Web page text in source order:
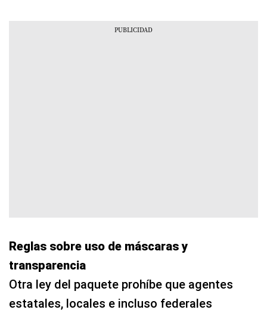
Reglas sobre uso de máscaras y
transparencia
Otra ley del paquete prohíbe que agentes
estatales, locales e incluso federales